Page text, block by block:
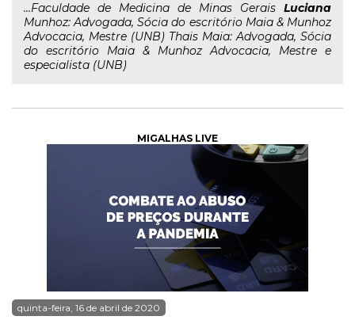
...Faculdade de Medicina de Minas Gerais Luciana
Munhoz: Advogada, Sócia do escritório Maia & Munhoz
Advocacia, Mestre (UNB) Thais Maia: Advogada, Sócia
do escritório Maia & Munhoz Advocacia, Mestre e
especialista (UNB)
MIGALHAS LIVE
quinta-feira, 16 de abril de 2020